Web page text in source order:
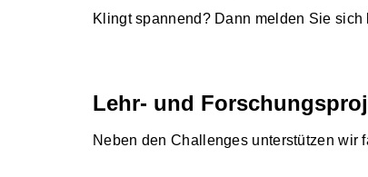
Klingt spannend? Dann melden Sie sich
Lehr- und
Neben den Challenges unterstützen wir